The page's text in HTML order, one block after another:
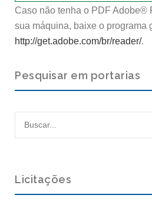
Caso não tenha o PDF Adobe®
sua máquina, baixe o programa
http://get.adobe.com/br/reader/.
Pesquisar em portarias
Licitações